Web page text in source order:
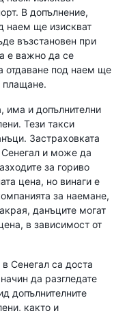
В допълнение,
наем ще изискват
възстановен при
е важно да се
отдаване под наем ще
плащане.
има и допълнителни
Тези такси
Застраховката
Сенегал и може да
за гориво
цена, но винаги е
за наемане,
данъците могат
в зависимост от
Сенегал са доста
да разгледате
допълнителните
както и